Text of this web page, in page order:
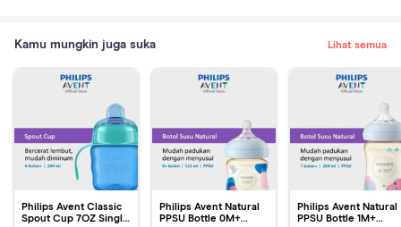
Kamu mungkin juga suka Lihat semua
Philips Avent Classic
Spout Cup 7OZ Single
Philips Avent Natural
PPSU Bottle 0M+
Philips Avent Natural
PPSU Bottle 1M+